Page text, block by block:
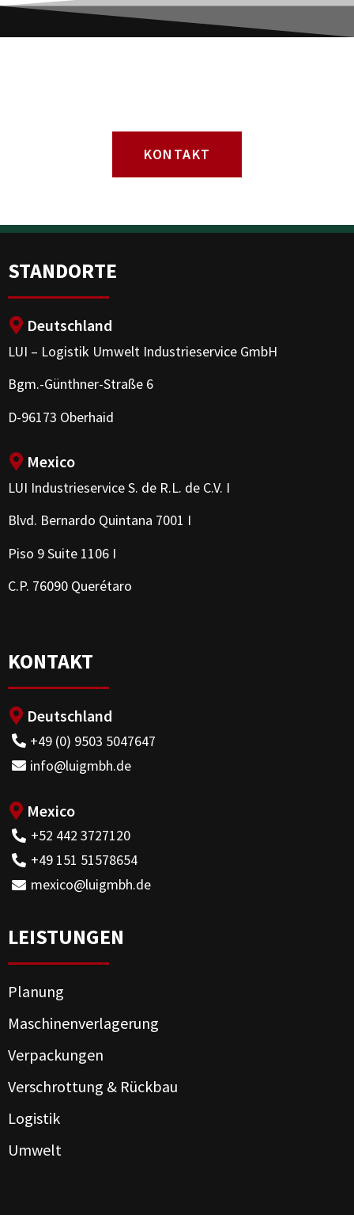
KONTAKT
STANDORTE
Deutschland
LUI – Logistik Umwelt Industrieservice GmbH
Bgm.-Günthner-Straße 6
D-96173 Oberhaid
Mexico
LUI Industrieservice S. de R.L. de C.V. I
Blvd. Bernardo Quintana 7001 I
Piso 9 Suite 1106 I
C.P. 76090 Querétaro
KONTAKT
Deutschland
+49 (0) 9503 5047647
info@luigmbh.de
Mexico
+52 442 3727120
+49 151 51578654
mexico@luigmbh.de
LEISTUNGEN
Planung
Maschinenverlagerung
Verpackungen
Verschrottung & Rückbau
Logistik
Umwelt